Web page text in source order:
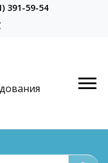
391-59-54